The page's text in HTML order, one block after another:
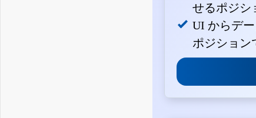
せるポジシ
UI からデ
ポジション